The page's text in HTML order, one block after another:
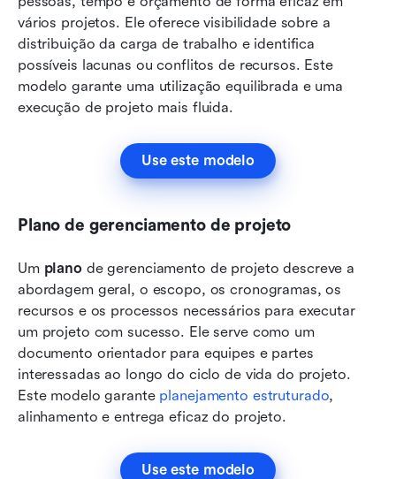
vários projetos. Ele oferece visibilidade sobre a
distribuição da carga de trabalho e identifica
possíveis lacunas ou conflitos de recursos. Este
modelo garante uma utilização equilibrada e uma
execução de projeto mais fluida.
Use este modelo
Plano de gerenciamento de projeto
Um plano de gerenciamento de projeto descreve a
abordagem geral, o escopo, os cronogramas, os
recursos e os processos necessários para executar
um projeto com sucesso. Ele serve como um
documento orientador para equipes e partes
interessadas ao longo do ciclo de vida do projeto.
Este modelo garante planejamento estruturado,
alinhamento e entrega eficaz do projeto.
Use este modelo